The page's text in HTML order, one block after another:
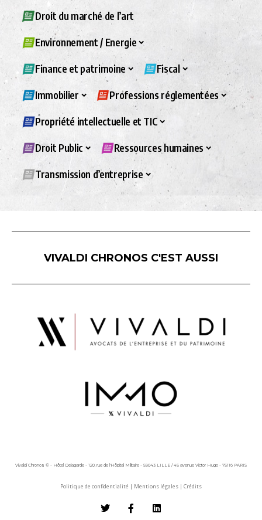
Droit du marché de l’art
Environnement / Energie
Finance et patrimoine Fiscal
Immobilier Professions réglementées
Propriété intellectuelle et TIC
Droit Public Ressources humaines
Transmission d’entreprise
VIVALDI CHRONOS C'EST AUSSI
Vivaldi Chronos © - Hôtel Delagarde - 120, rue de l'Hôpital Militaire - 59043 LILLE / 45 avenue Victor Hugo - 75116 PARIS
Politique de confidentialité | Mentions légales | Crédits